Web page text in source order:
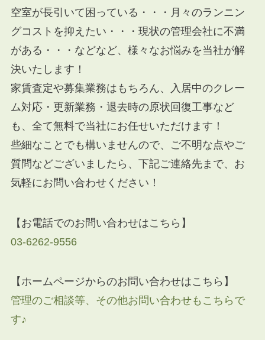
空室が長引いて困っている・・・月々のランニン
グコストを抑えたい・・・現状の管理会社に不満
がある・・・などなど、様々なお悩みを当社が解
決いたします！
家賃査定や募集業務はもちろん、入居中のクレー
ム対応・更新業務・退去時の原状回復工事など
も、全て無料で当社にお任せいただけます！
些細なことでも構いませんので、ご不明な点やご
質問などございましたら、下記ご連絡先まで、お
気軽にお問い合わせください！
【お電話でのお問い合わせはこちら】
03-6262-9556
【ホームページからのお問い合わせはこちら】
管理のご相談等、その他お問い合わせもこちらで
す♪